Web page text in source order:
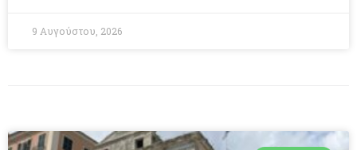
9 Αυγούστου, 2026